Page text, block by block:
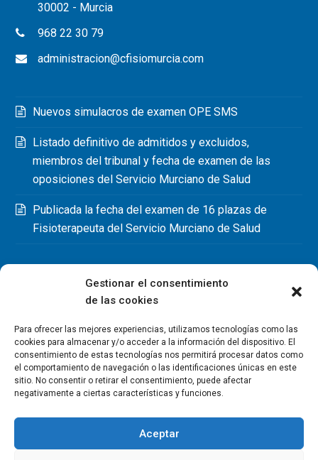
Gestionar el consentimiento
de las cookies
Para ofrecer las mejores experiencias, utilizamos tecnologías como las
cookies para almacenar y/o acceder a la información del dispositivo. El
consentimiento de estas tecnologías nos permitirá procesar datos como
el comportamiento de navegación o las identificaciones únicas en este
sitio. No consentir o retirar el consentimiento, puede afectar
negativamente a ciertas características y funciones.
Aceptar
30002 - Murcia
968 22 30 79
administracion@cfisiomurcia.com
Nuevos simulacros de examen OPE SMS
Listado definitivo de admitidos y excluidos,
miembros del tribunal y fecha de examen de las
oposiciones del Servicio Murciano de Salud
Publicada la fecha del examen de 16 plazas de
Fisioterapeuta del Servicio Murciano de Salud